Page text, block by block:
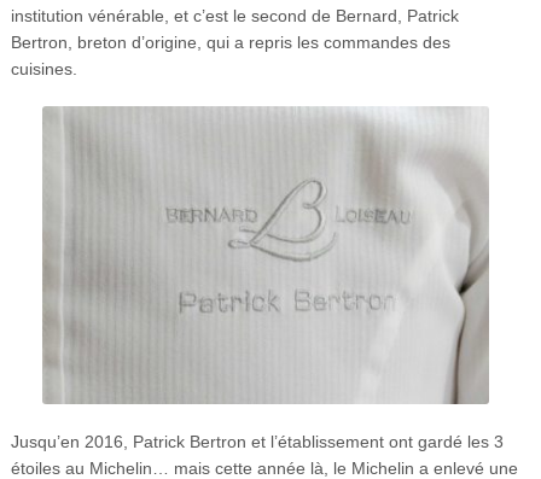
institution vénérable, et c’est le second de Bernard, Patrick
Bertron, breton d’origine, qui a repris les commandes des
cuisines.
Jusqu’en 2016, Patrick Bertron et l’établissement ont gardé les 3
étoiles au Michelin… mais cette année là, le Michelin a enlevé une